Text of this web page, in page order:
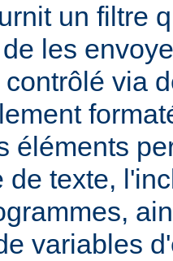
un filtre
les
via
éléments
de texte,
variables